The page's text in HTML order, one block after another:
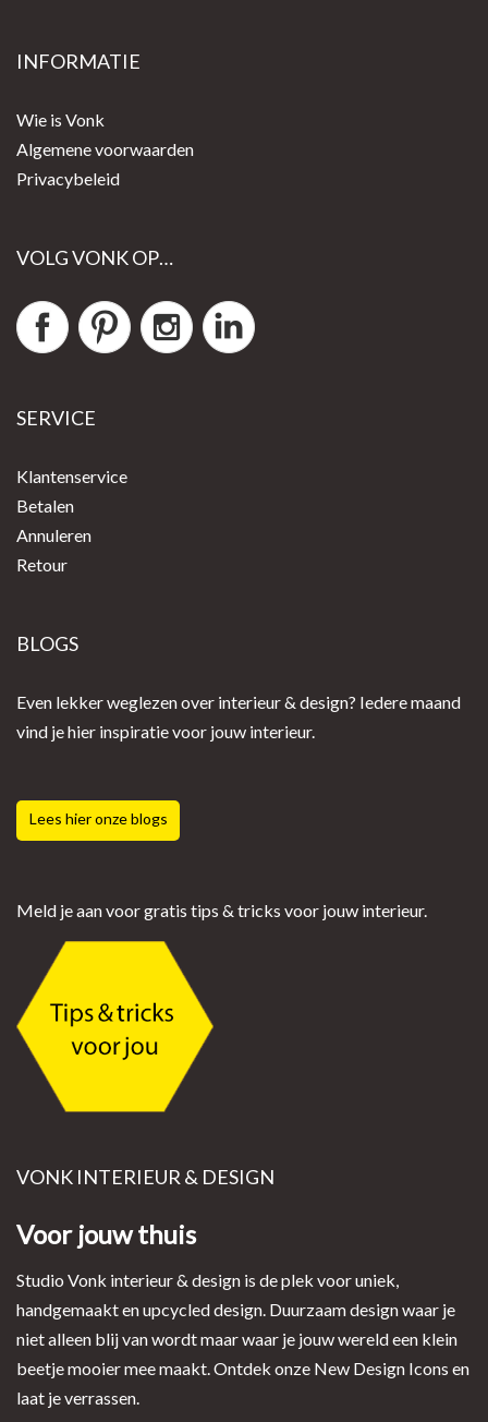
INFORMATIE
Wie is Vonk
Algemene voorwaarden
Privacybeleid
VOLG VONK OP…
SERVICE
Klantenservice
Betalen
Annuleren
Retour
BLOGS
Even lekker weglezen over interieur & design? Iedere maand
vind je hier inspiratie voor jouw interieur.
Lees hier onze blogs
Meld je aan voor gratis tips & tricks voor jouw interieur.
VONK INTERIEUR & DESIGN
Voor jouw thuis
Studio Vonk interieur & design is de plek voor uniek,
handgemaakt en upcycled design. Duurzaam design waar je
niet alleen blij van wordt maar waar je jouw wereld een klein
beetje mooier mee maakt. Ontdek onze New Design Icons en
laat je verrassen.